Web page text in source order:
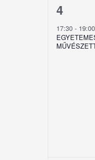
1
4
17:30 - 19:00